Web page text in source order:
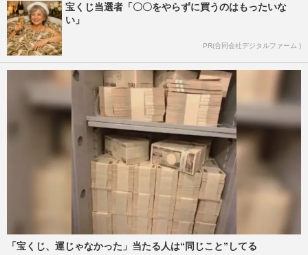
宝くじ当選者「〇〇をやらずに買うのはもったいな
い」
PR(合同会社デジタルファーム )
「宝くじ、運じゃなかった」当たる人は“同じこと”してる